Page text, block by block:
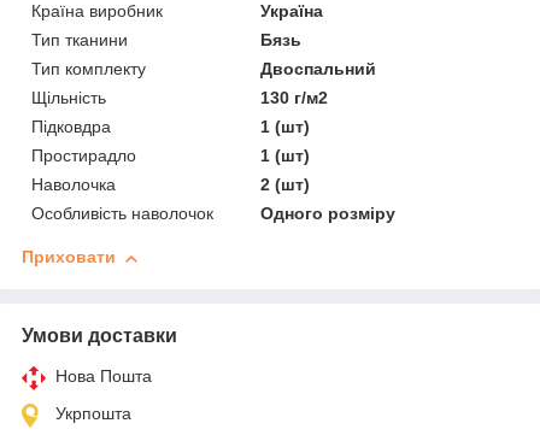
Країна виробник
Україна
Тип тканини
Бязь
Тип комплекту
Двоспальний
Щільність
130 г/м2
Підковдра
1 (шт)
Простирадло
1 (шт)
Наволочка
2 (шт)
Особливість наволочок
Одного розміру
Приховати
Умови доставки
Нова Пошта
Укрпошта